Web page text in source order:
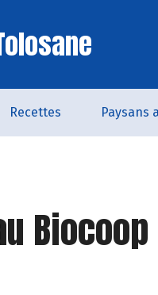
Recettes Paysans
Biocoop